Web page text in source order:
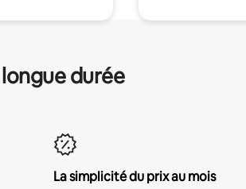
durée
La simplicité du prix au mois